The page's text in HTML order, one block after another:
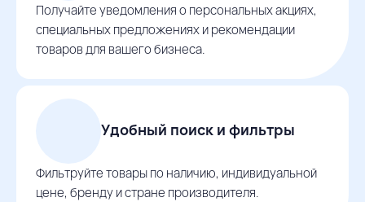
Получайте уведомления о персональных акциях,
специальных предложениях и рекомендации
товаров для вашего бизнеса.
Удобный поиск и фильтры
Фильтруйте товары по наличию, индивидуальной
цене, бренду и стране производителя.